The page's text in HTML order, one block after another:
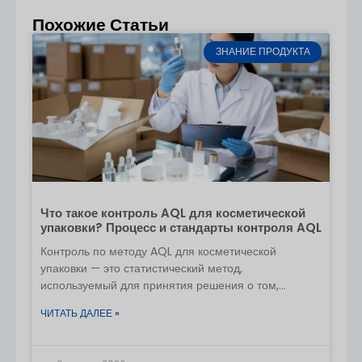
Плата за плесень (при необходимости)
Время выполнения
Шаг 3 - Разработка образцов
Образец на складе: 3-5 дней
Образец логотипа: 7-10 дней
Шаг 4 - Подтверждение заказа
Утвердить образец
Подпишите договор с ИП
30% оплата депозита
Похожие Статьи
ЗНАНИЕ ПРОДУКТА
Что такое контроль AQL для косметической
упаковки? Процесс и стандарты контроля AQL
Контроль по методу AQL для косметической
упаковки — это статистический метод,
используемый для принятия решения о том,
продукции, путем проверки
ЧИТАТЬ ДАЛЕЕ »